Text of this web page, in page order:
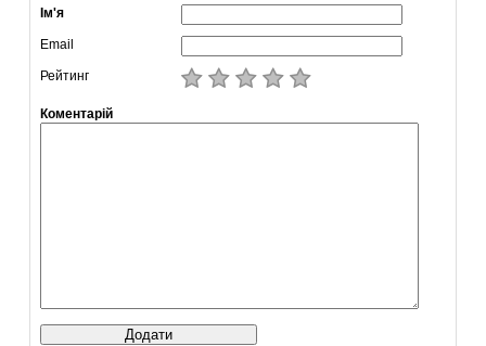
Ім'я
Email
Рейтинг
Коментарій